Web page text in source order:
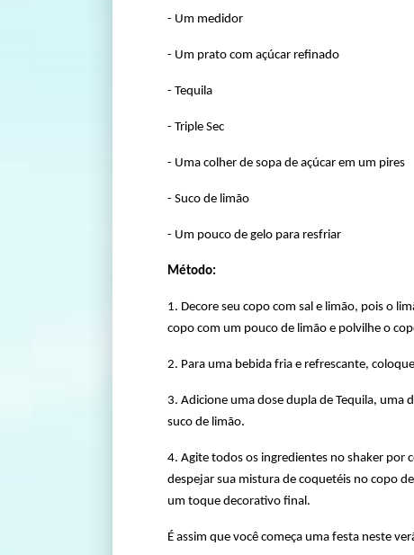
- Um medidor
- Um prato com açúcar refinado
- Tequila
- Triple Sec
- Uma colher de sopa de açúcar em um pires
- Suco de limão
- Um pouco de gelo para resfriar
Método:
1. Decore seu copo com sal e limão, pois o
copo com um pouco de limão e polvilhe o
2. Para uma bebida fria e refrescante,
3. Adicione uma dose dupla de Tequila, uma
suco de limão.
4. Agite todos os ingredientes no shaker por
despejar sua mistura de coquetéis no copo
um toque decorativo final.
É assim que você começa uma festa neste